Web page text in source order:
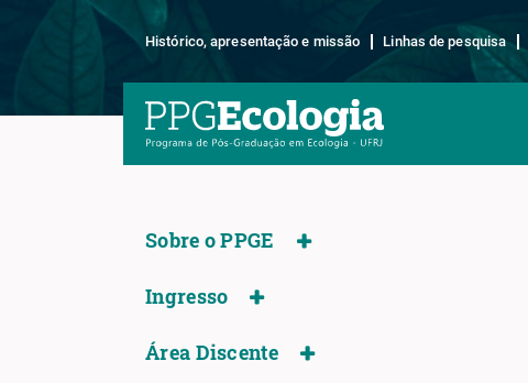
Histórico, apresentação e missão Linhas de pesquisa
Sobre o PPGE
Ingresso
Área Discente